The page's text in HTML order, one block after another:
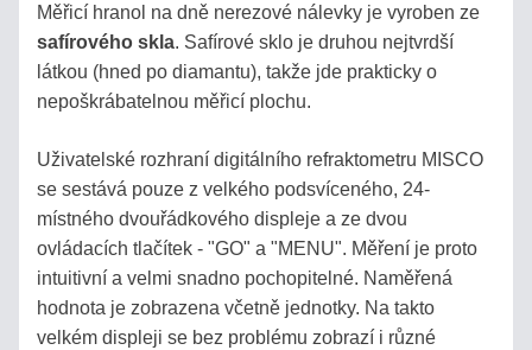
Měřicí hranol na dně nerezové nálevky je vyroben ze
safírového skla. Safírové sklo je druhou nejtvrdší
látkou (hned po diamantu), takže jde prakticky o
nepoškrábatelnou měřicí plochu.
Uživatelské rozhraní digitálního refraktometru MISCO
se sestává pouze z velkého podsvíceného, 24-
místného dvouřádkového displeje a ze dvou
ovládacích tlačítek - "GO" a "MENU". Měření je proto
intuitivní a velmi snadno pochopitelné. Naměřená
hodnota je zobrazena včetně jednotky. Na takto
velkém displeji se bez problému zobrazí i různé
PĚSTITELE
CHOVATELE
Eshop
info
ÚVOD
DOKONČIT